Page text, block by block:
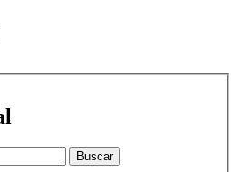
Buscar